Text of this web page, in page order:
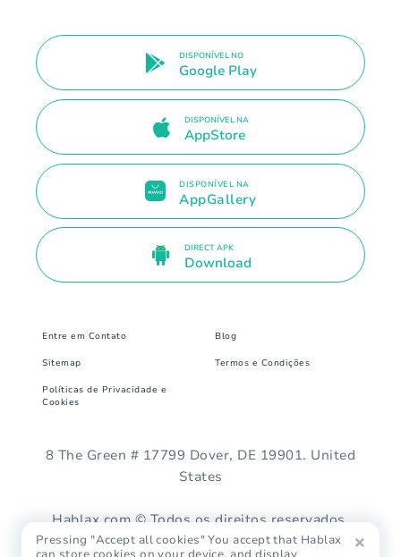
DISPONÍVEL NO
Google Play
DISPONÍVEL NA
AppStore
DISPONÍVEL NA
AppGallery
DIRECT APK
Download
Entre em Contato Blog
Sitemap Termos e Condições
Políticas de Privacidade e
Cookies
8 The Green # 17799 Dover, DE 19901. United
States
Hablax.com © Todos os direitos reservados.
Pressing "Accept all cookies" You accept that Hablax